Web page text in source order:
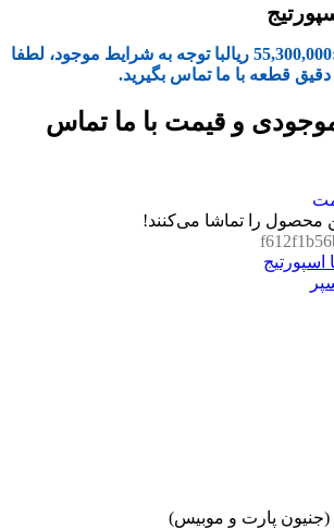
55,300,000 ریالبا توجه به شرایط موجود، لطفا
قطعه با ما تماس بگیرید.
و قیمت با ما تماس
محصول را تماشا می‌کنند!
اسپورتیج
پارت و موبیس)